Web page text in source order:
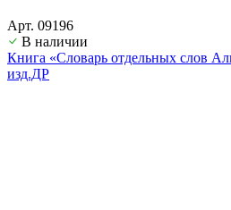
Арт. 09196
В наличии
Книга «Словарь отдельных слов
изд.ДР